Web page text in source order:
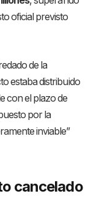
oficial previsto
de la
estaba distribuido
con el plazo de
por la
inviable”
cancelado